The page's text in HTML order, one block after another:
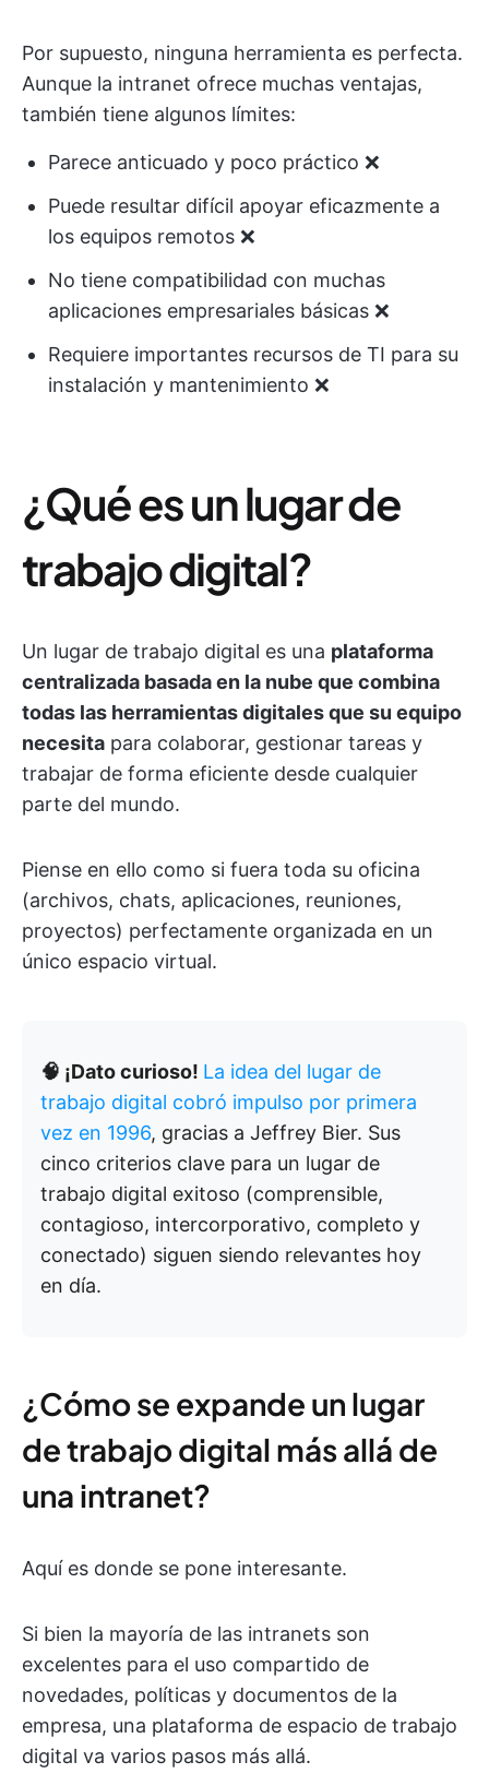
Por supuesto, ninguna herramienta es perfecta.
Aunque la intranet ofrece muchas ventajas,
también tiene algunos límites:
Parece anticuado y poco práctico ❌
Puede resultar difícil apoyar eficazmente a
los equipos remotos ❌
No tiene compatibilidad con muchas
aplicaciones empresariales básicas ❌
Requiere importantes recursos de TI para su
instalación y mantenimiento ❌
¿Qué es un lugar de
trabajo digital?
Un lugar de trabajo digital es una plataforma
centralizada basada en la nube que combina
todas las herramientas digitales que su equipo
necesita para colaborar, gestionar tareas y
trabajar de forma eficiente desde cualquier
parte del mundo.
Piense en ello como si fuera toda su oficina
(archivos, chats, aplicaciones, reuniones,
proyectos) perfectamente organizada en un
único espacio virtual.
🧠 ¡Dato curioso! La idea del lugar de
trabajo digital cobró impulso por primera
vez en 1996, gracias a Jeffrey Bier. Sus
cinco criterios clave para un lugar de
trabajo digital exitoso (comprensible,
contagioso, intercorporativo, completo y
conectado) siguen siendo relevantes hoy
en día.
¿Cómo se expande un lugar
de trabajo digital más allá de
una intranet?
Aquí es donde se pone interesante.
Si bien la mayoría de las intranets son
excelentes para el uso compartido de
novedades, políticas y documentos de la
empresa, una plataforma de espacio de trabajo
digital va varios pasos más allá.